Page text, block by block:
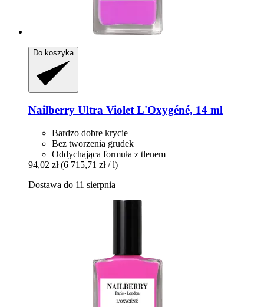
Do koszyka
Nailberry Ultra Violet L'Oxygéné, 14 ml
Bardzo dobre krycie
Bez tworzenia grudek
Oddychająca formuła z tlenem
94,02 zł (6 715,71 zł / l)
Dostawa do 11 sierpnia